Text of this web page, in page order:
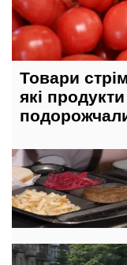
Товари
які